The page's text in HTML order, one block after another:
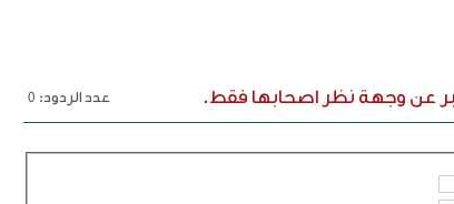
عن وجهة نظر اصحابها فقط.
عدد الردود: 0